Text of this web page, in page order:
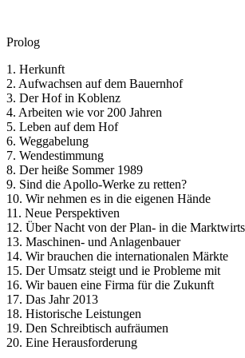
Prolog
1. Herkunft
2. Aufwachsen auf dem Bauernhof
3. Der Hof in Koblenz
4. Arbeiten wie vor 200 Jahren
5. Leben auf dem Hof
6. Weggabelung
7. Wendestimmung
8. Der heiße Sommer 1989
9. Sind die Apollo-Werke zu retten?
10. Wir nehmen es in die eigenen Hände
11. Neue Perspektiven
12. Über Nacht von der Plan- in die
13. Maschinen- und Anlagenbauer
14. Wir brauchen die internationalen Märkte
15. Der Umsatz steigt und ie Probleme mit
16. Wir bauen eine Firma für die Zukunft
17. Das Jahr 2013
18. Historische Leistungen
19. Den Schreibtisch aufräumen
20. Eine Herausforderung